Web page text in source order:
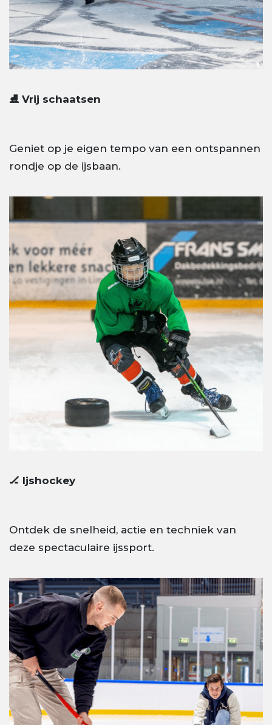
⛸️ Vrij schaatsen
Geniet op je eigen tempo van een ontspannen
rondje op de ijsbaan.
🏒 Ijshockey
Ontdek de snelheid, actie en techniek van
deze spectaculaire ijssport.